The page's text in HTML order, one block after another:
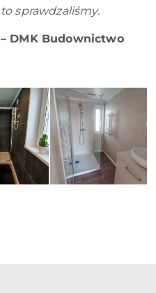
to sprawdzaliśmy.
– DMK Budownictwo